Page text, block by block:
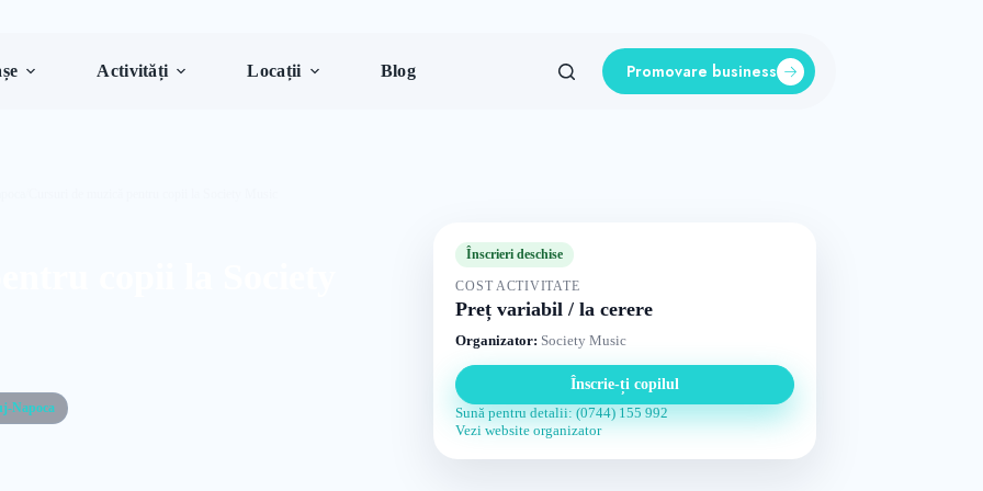
Activități Locații Blog Promovare business
Napoca
Înscrieri deschise
COST ACTIVITATE
Preț variabil / la cerere
Organizator: Society Music
Înscrie-ți copilul
Sună pentru detalii: (0744) 155 992
Vezi website organizator